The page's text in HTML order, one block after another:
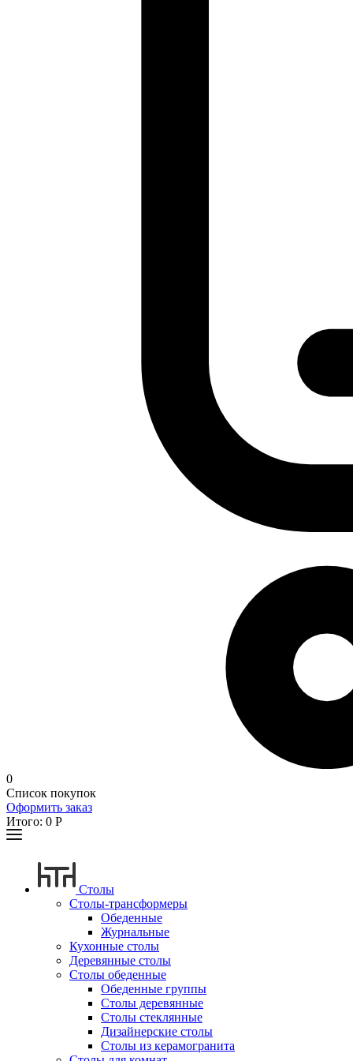
0
Список покупок
Оформить заказ
Итого: 0 Р
Столы
Столы-трансформеры
Обеденные
Журнальные
Кухонные столы
Деревянные столы
Столы обеденные
Обеденные группы
Столы деревянные
Столы стеклянные
Дизайнерские столы
Столы из керамогранита